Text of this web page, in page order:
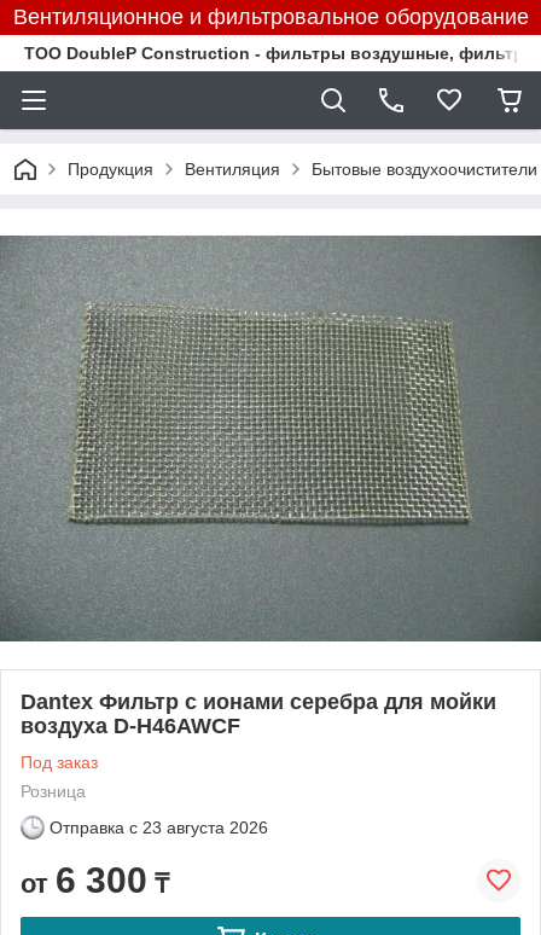
Вентиляционное и фильтровальное оборудование
TOO DoubleP Construction - фильтры воздушные,
Продукция Вентиляция Бытовые
Dantex Фильтр с ионами серебра для мойки
воздуха D-H46AWCF
Под заказ
Розница
Отправка с 23 августа 2026
от 6 300 ₸